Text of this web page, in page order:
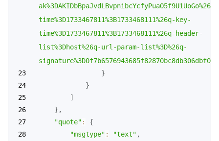
time%3D1733467811%3B1733468111%26q-key-
time%3D1733467811%3B1733468111%26q-header-
list%3Dhost%26q-url-param-list%3D%26q-
}
}
]
} ,
"quote" :
{
"msgtype" : "text" ,